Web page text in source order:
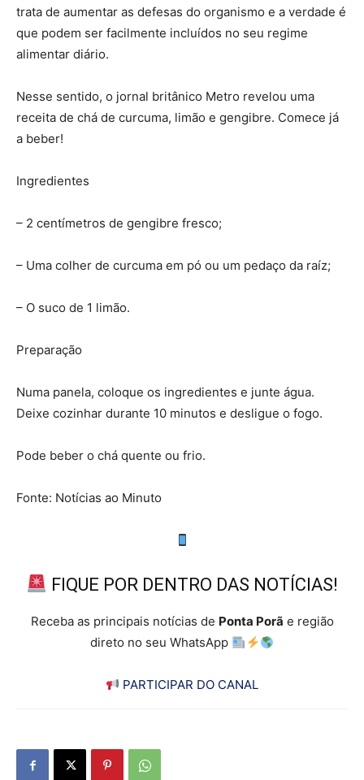
trata de aumentar as defesas do organismo e a verdade é
que podem ser facilmente incluídos no seu regime
alimentar diário.
Nesse sentido, o jornal britânico Metro revelou uma
receita de chá de curcuma, limão e gengibre. Comece já
a beber!
Ingredientes
– 2 centímetros de gengibre fresco;
– Uma colher de curcuma em pó ou um pedaço da raíz;
– O suco de 1 limão.
Preparação
Numa panela, coloque os ingredientes e junte água.
Deixe cozinhar durante 10 minutos e desligue o fogo.
Pode beber o chá quente ou frio.
Fonte: Notícias ao Minuto
FIQUE POR DENTRO DAS NOTÍCIAS!
Receba as principais notícias de Ponta Porã e região
direto no seu WhatsApp
PARTICIPAR DO CANAL